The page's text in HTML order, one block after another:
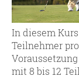
In diesem
Teilnehmer
mit 8 bis 12